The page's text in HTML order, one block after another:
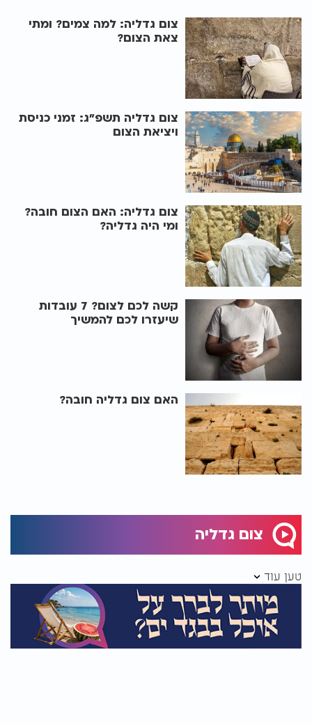
צום גדליה: למה צמים? ומתי
צאת הצום?
צום גדליה תשפ"ג: זמני כניסת
ויציאת הצום
צום גדליה: האם הצום חובה?
ומי היה גדליה?
קשה לכם לצום? 7 עובדות
שיעזרו לכם להמשיך
האם צום גדליה חובה?
צום גדליה
טען עוד